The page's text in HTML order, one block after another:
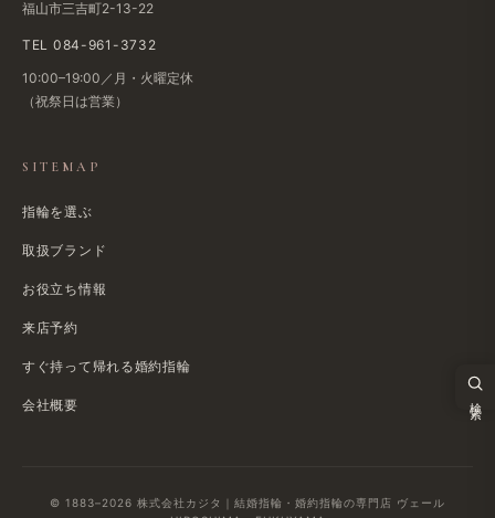
福山市三吉町2-13-22
TEL 084-961-3732
10:00–19:00／月・火曜定休
（祝祭日は​営業）
SITEMAP
指輪を選ぶ
取扱ブランド
お役立ち情報
来店予約
すぐ​持って帰れる​婚約指輪
会社概要
© 1883–2026 株式会社カジタ｜結婚指輪・婚約指輪の専門店 ヴェール